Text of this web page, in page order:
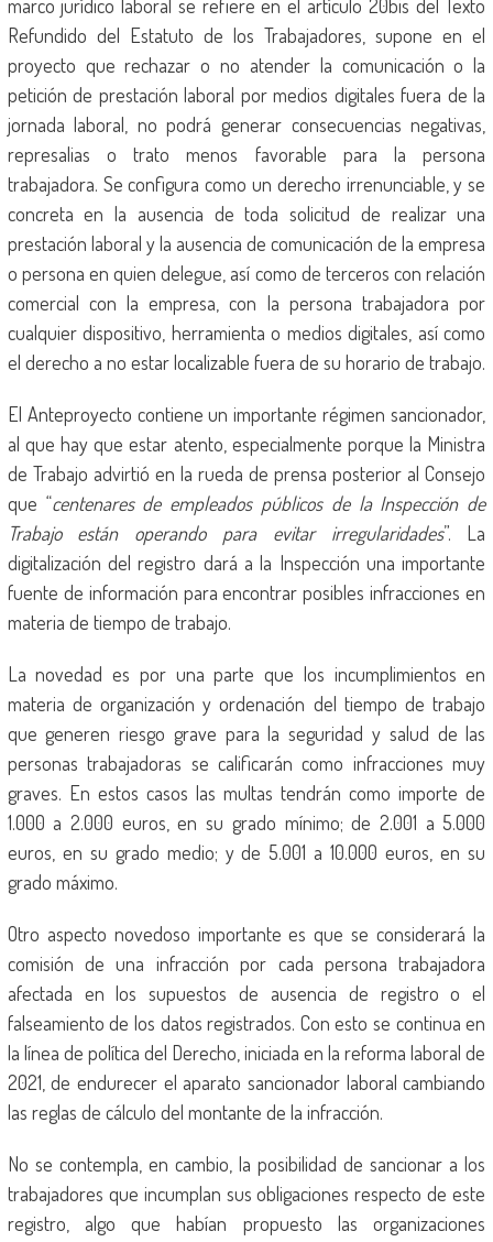
marco jurídico laboral se refiere en el artículo 20bis del Texto
Refundido del Estatuto de los Trabajadores, supone en el
proyecto que rechazar o no atender la comunicación o la
petición de prestación laboral por medios digitales fuera de la
jornada laboral, no podrá generar consecuencias negativas,
represalias o trato menos favorable para la persona
trabajadora. Se configura como un derecho irrenunciable, y se
concreta en la ausencia de toda solicitud de realizar una
prestación laboral y la ausencia de comunicación de la empresa
o persona en quien delegue, así como de terceros con relación
comercial con la empresa, con la persona trabajadora por
cualquier dispositivo, herramienta o medios digitales, así como
el derecho a no estar localizable fuera de su horario de trabajo.
El Anteproyecto contiene un importante régimen sancionador,
al que hay que estar atento, especialmente porque la Ministra
de Trabajo advirtió en la rueda de prensa posterior al Consejo
que “centenares de empleados públicos de la Inspección de
Trabajo están operando para evitar irregularidades”. La
digitalización del registro dará a la Inspección una importante
fuente de información para encontrar posibles infracciones en
materia de tiempo de trabajo.
La novedad es por una parte que los incumplimientos en
materia de organización y ordenación del tiempo de trabajo
que generen riesgo grave para la seguridad y salud de las
personas trabajadoras se calificarán como infracciones muy
graves. En estos casos las multas tendrán como importe de
1.000 a 2.000 euros, en su grado mínimo; de 2.001 a 5.000
euros, en su grado medio; y de 5.001 a 10.000 euros, en su
grado máximo.
Otro aspecto novedoso importante es que se considerará la
comisión de una infracción por cada persona trabajadora
afectada en los supuestos de ausencia de registro o el
falseamiento de los datos registrados. Con esto se continua en
la línea de política del Derecho, iniciada en la reforma laboral de
2021, de endurecer el aparato sancionador laboral cambiando
las reglas de cálculo del montante de la infracción.
No se contempla, en cambio, la posibilidad de sancionar a los
trabajadores que incumplan sus obligaciones respecto de este
registro, algo que habían propuesto las organizaciones